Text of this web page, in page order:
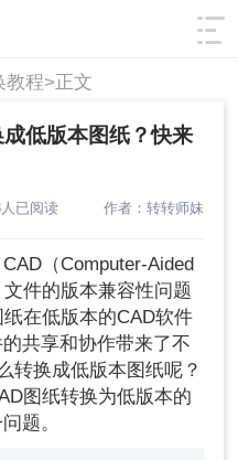
筛选
教程>正文
低版本图纸？快来
已阅读 作者：转转师妹
（Computer-Aided
件的版本兼容性问题
在低版本的CAD软件
共享和协作带来了不
转换成低版本图纸呢？
图纸转换为低版本的
题。